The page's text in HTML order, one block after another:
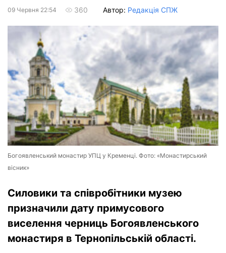
09 Червня 22:54 360 Автор: Редакція СПЖ
Богоявленський монастир УПЦ у Кременці. Фото: «Монастирський
вісник»
Силовики та співробітники музею
призначили дату примусового
виселення черниць Богоявленського
монастиря в Тернопільській області.